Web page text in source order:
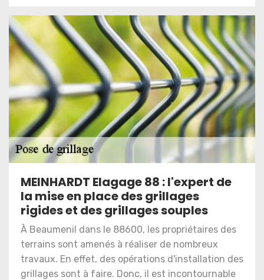
MEINHARDT Elagage 88 : l'expert de
la mise en place des grillages
rigides et des grillages souples
À Beaumenil dans le 88600, les propriétaires des
terrains sont amenés à réaliser de nombreux
travaux. En effet, des opérations d'installation des
grillages sont à faire. Donc, il est incontournable